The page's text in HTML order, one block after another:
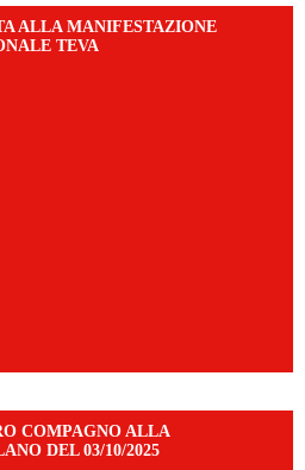
ALLA MANIFESTAZIONE
TEVA
COMPAGNO ALLA
DEL 03/10/2025